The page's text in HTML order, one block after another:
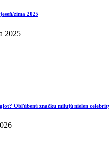
zima 2025
2025
Obľúbenú značku milujú nielen